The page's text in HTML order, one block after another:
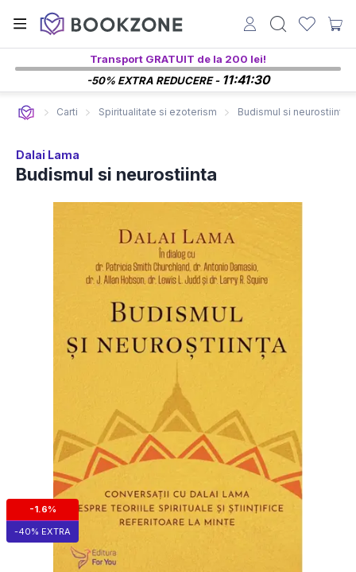
Transport GRATUIT de la 200 lei!
-50% EXTRA REDUCERE - 11:41:29
Carti Spiritualitate si ezoterism Budismul si neurostiinta
Dalai Lama
Budismul si neurostiinta
-1.6%
-40% EXTRA